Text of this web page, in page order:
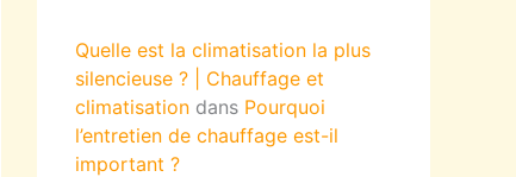
Quelle est la climatisation la plus
silencieuse ? | Chauffage et
climatisation dans Pourquoi
l’entretien de chauffage est-il
important ?